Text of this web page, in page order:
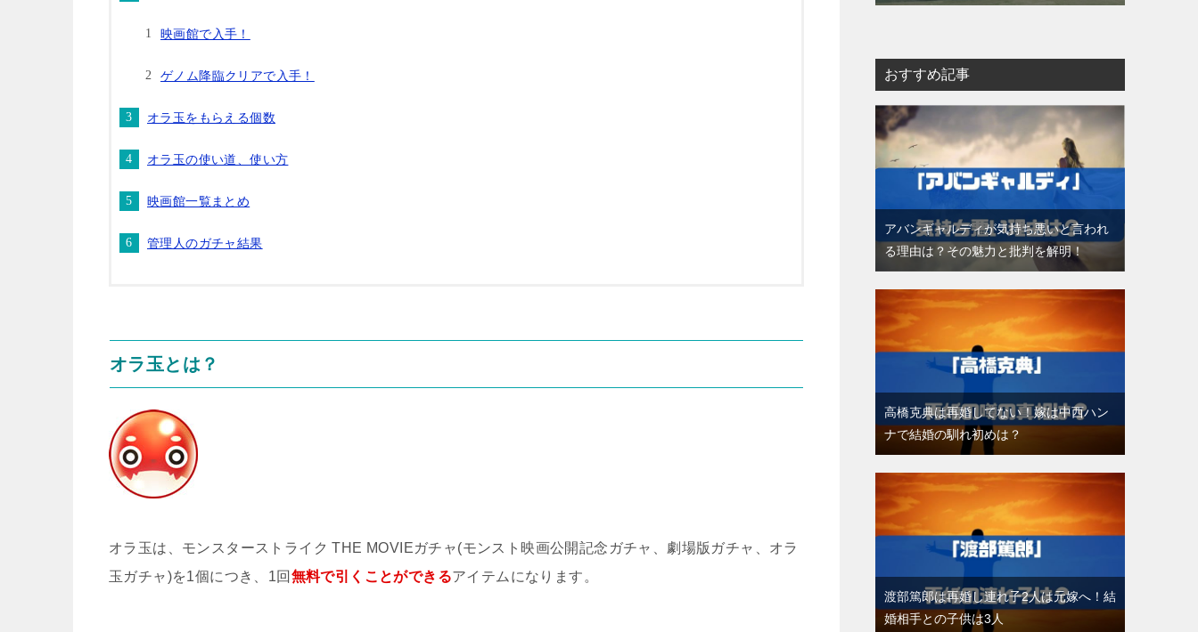
映画館で入手！
ゲノム降臨クリアで入手！
オラ玉をもらえる個数
オラ玉の使い道、使い方
映画館一覧まとめ
管理人のガチャ結果
オラ玉とは？
オラ玉は、モンスターストライク THE MOVIEガチャ(モンスト映画公開記念ガチャ、劇場版ガチャ、オラ
玉ガチャ)を1個につき、1回 無料で引くことができるアイテムになります。
おすすめ記事
アバンギャルディが気持ち悪いと言われ
る理由は？その魅力と批判を解明！
高橋克典は再婚してない！嫁は中西ハン
ナで結婚の馴れ初めは？
渡部篤郎は再婚し連れ子2人は元嫁へ！結
婚相手との子供は3人